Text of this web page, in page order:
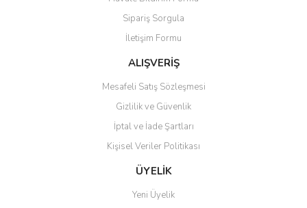
Ürün bilgilerinde hatalar bulunuyor.
Ürün fiyatı diğer sitelerden daha pahalı.
Bu ürüne benzer farklı alternatifler olmalı.
Gönder
Sipariş Sorgula
İletişim Formu
ALIŞVERİŞ
Mesafeli Satış Sözleşmesi
Gizlilik ve Güvenlik
İptal ve İade Şartları
Kişisel Veriler Politikası
ÜYELİK
Yeni Üyelik